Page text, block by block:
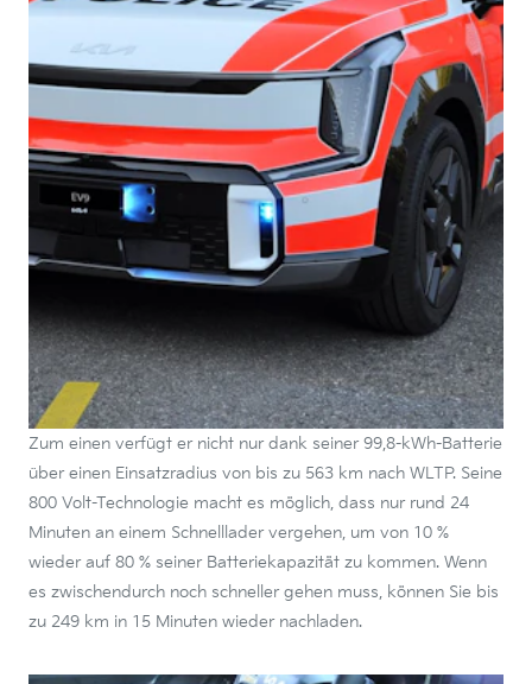
Zum einen verfügt er nicht nur dank seiner 99,8-kWh-Batterie
über einen Einsatzradius von bis zu 563 km nach WLTP. Seine
800 Volt-Technologie macht es möglich, dass nur rund 24
Minuten an einem Schnelllader vergehen, um von 10 %
wieder auf 80 % seiner Batteriekapazität zu kommen. Wenn
es zwischendurch noch schneller gehen muss, können Sie bis
zu 249 km in 15 Minuten wieder nachladen.